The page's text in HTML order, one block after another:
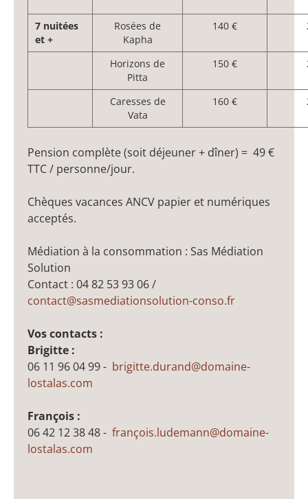
7 nuitées
et +
Rosées de
Kapha
140 €
Horizons de
Pitta
150 €
Caresses de
Vata
160 €
Pension complète (soit déjeuner + dîner) = 49 €
TTC / personne/jour.
Chèques vacances ANCV papier et numériques
acceptés.
Médiation à la consommation : Sas Médiation
Solution
Contact : 04 82 53 93 06 /
contact@sasmediationsolution-conso.fr
Vos contacts :
Brigitte :
06 11 96 04 99 - brigitte.durand@domaine-
lostalas.com
François :
06 42 12 38 48 - françois.ludemann@domaine-
lostalas.com